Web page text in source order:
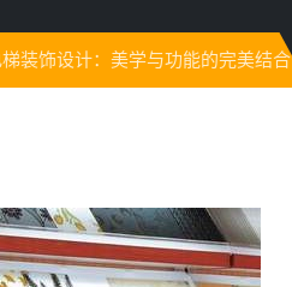
梯装饰设计：美学与功能的完美结合